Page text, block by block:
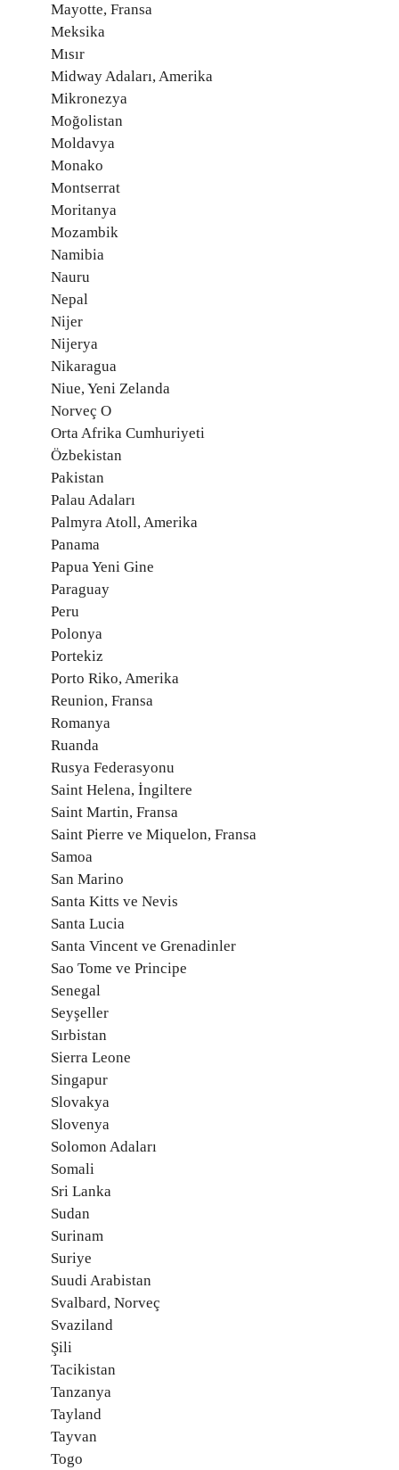
Mayotte, Fransa
Meksika
Mısır
Midway Adaları, Amerika
Mikronezya
Moğolistan
Moldavya
Monako
Montserrat
Moritanya
Mozambik
Namibia
Nauru
Nepal
Nijer
Nijerya
Nikaragua
Niue, Yeni Zelanda
Norveç O
Orta Afrika Cumhuriyeti
Özbekistan
Pakistan
Palau Adaları
Palmyra Atoll, Amerika
Panama
Papua Yeni Gine
Paraguay
Peru
Polonya
Portekiz
Porto Riko, Amerika
Reunion, Fransa
Romanya
Ruanda
Rusya Federasyonu
Saint Helena, İngiltere
Saint Martin, Fransa
Saint Pierre ve Miquelon, Fransa
Samoa
San Marino
Santa Kitts ve Nevis
Santa Lucia
Santa Vincent ve Grenadinler
Sao Tome ve Principe
Senegal
Seyşeller
Sırbistan
Sierra Leone
Singapur
Slovakya
Slovenya
Solomon Adaları
Somali
Sri Lanka
Sudan
Surinam
Suriye
Suudi Arabistan
Svalbard, Norveç
Svaziland
Şili
Tacikistan
Tanzanya
Tayland
Tayvan
Togo